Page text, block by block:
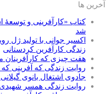
آخرین ها
کتاب «کارآفرینی و توسعۀ
شد
اکسیر جوانی با تولید
زندگی کارآفرین کردستانی
هفت چیزی که کارآفرینان
روایت زندگی که آفرینی
جادوی اشتغال بانوی
روایت زندگی همسر